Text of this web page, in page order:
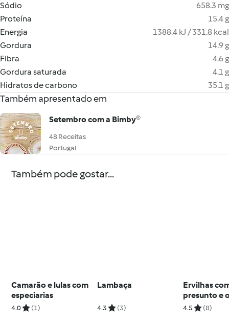
Sódio
658.3 mg
Proteína
15.4 g
Energia
1388.4 kJ / 331.8 kcal
Gordura
14.9 g
Fibra
4.6 g
Gordura saturada
4.1 g
Hidratos de carbono
35.1 g
Também apresentado em
Setembro com a Bimby®
48 Receitas
Portugal
Também pode gostar...
Camarão e lulas com
especiarias
4.0 (1)
Lambaça
4.3 (3)
Ervilhas
presunto e
Frango
4.5 (8)